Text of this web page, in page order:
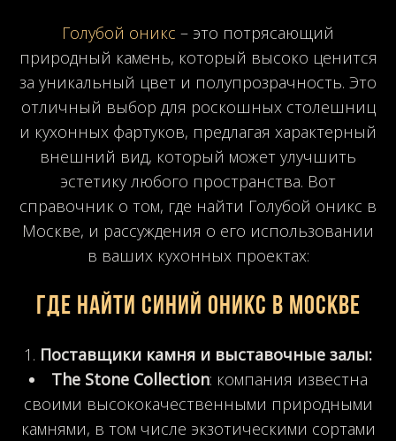
Голубой оникс – это потрясающий
природный камень, который высоко ценится
за уникальный цвет и полупрозрачность. Это
отличный выбор для роскошных столешниц
и кухонных фартуков, предлагая характерный
внешний вид, который может улучшить
эстетику любого пространства. Вот
справочник о том, где найти Голубой оникс в
Москве, и рассуждения о его использовании
в ваших кухонных проектах:
Где найти синий оникс в Москве
Поставщики камня и выставочные залы:
The Stone Collection: компания известна
своими высококачественными природными
камнями, в том числе экзотическими сортами